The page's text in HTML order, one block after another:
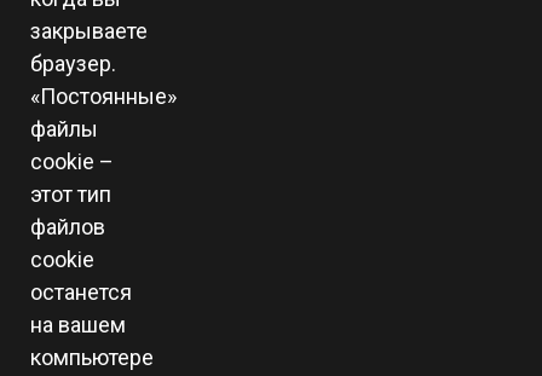
закрываете
браузер.
«Постоянные»
файлы
cookie –
этот тип
файлов
cookie
останется
на вашем
компьютере